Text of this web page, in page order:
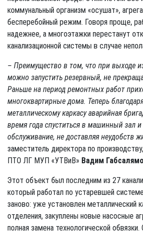
коммунальный организм «осушат»,
бесперебойный режим. Говоря проще,
надежнее, а многоэтажки перестанут
канализационной системы в случае
– Преимущество в том, что при выходе
можно запустить резервный, не
Раньше на период ремонтных работ
многоквартирные дома. Теперь
металлическому каркасу аварийная
время года спуститься в машинный зал
обслуживание, не доставляя неудобств
заместитель директора по
ПТО ЛГ МУП «УТВиВ» Вадим
Этот объект был последним из 27
который работал по устаревшей
заново: уже установлен металлический
отделения, закуплены новые насосные
полная замена технологической